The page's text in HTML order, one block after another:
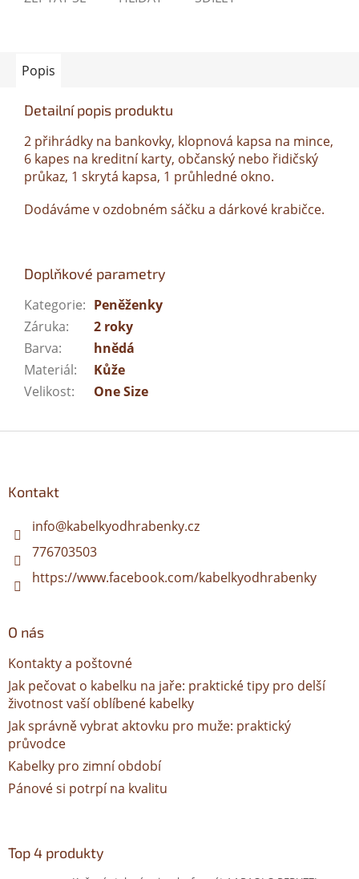
Popis
Detailní popis produktu
2 přihrádky na bankovky, klopnová kapsa na mince,
6 kapes na kreditní karty, občanský nebo řidičský
průkaz, 1 skrytá kapsa, 1 průhledné okno.
Dodáváme v ozdobném sáčku a dárkové krabičce.
Doplňkové parametry
Kategorie: Peněženky
Záruka:
2 roky
Barva:
hnědá
Materiál:
Kůže
Velikost: One Size
Kontakt
info@kabelkyodhrabenky.cz
776703503
https://www.facebook.com/kabelkyodhrabenky
O nás
Kontakty a poštovné
Jak pečovat o kabelku na jaře: praktické tipy pro delší
životnost vaší oblíbené kabelky
Jak správně vybrat aktovku pro muže: praktický
průvodce
Kabelky pro zimní období
Pánové si potrpí na kvalitu
Top 4 produkty